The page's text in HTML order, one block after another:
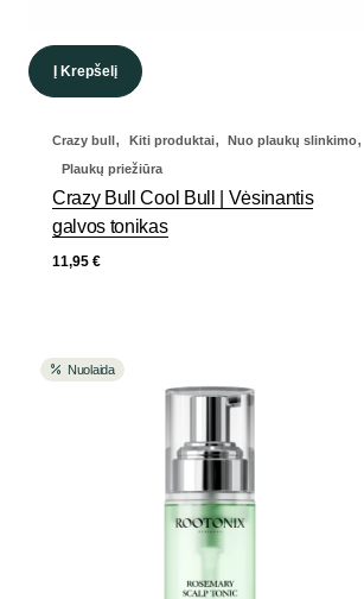
Į Krepšelį
Crazy bull, Kiti produktai, Nuo plaukų slinkimo,
Plaukų priežiūra
Crazy Bull Cool Bull | Vėsinantis
galvos tonikas
11,95 €
Nuolaida